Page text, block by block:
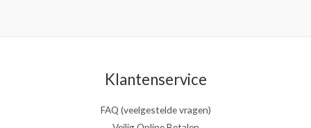
Klantenservice
FAQ (veelgestelde vragen)